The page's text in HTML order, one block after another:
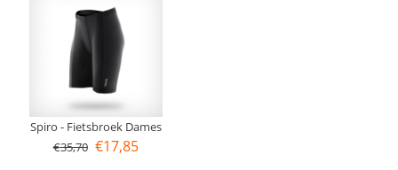
Spiro - Fietsbroek Dames
€35,70 €17,85